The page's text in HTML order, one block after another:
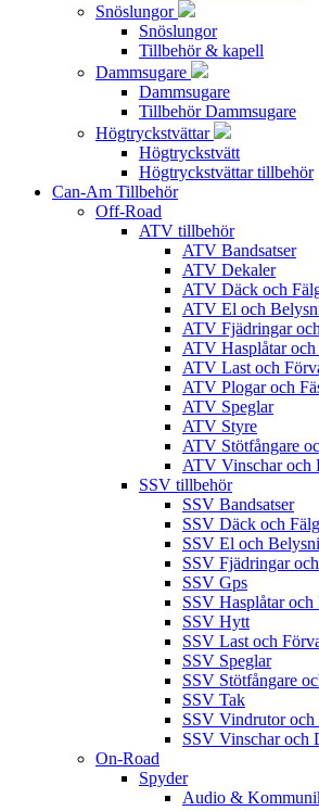
Snöslungor
Snöslungor
Tillbehör & kapell
Dammsugare
Dammsugare
Tillbehör Dammsugare
Högtryckstvättar
Högtryckstvätt
Högtryckstvättar tillbehör
Can-Am Tillbehör
Off-Road
ATV tillbehör
ATV Bandsatser
ATV Dekaler
ATV Däck och
ATV El och
ATV Fjädringar
ATV Hasplåtar
ATV Last och
ATV Plogar och
ATV Speglar
ATV Styre
ATV Stötfångare
ATV Vinschar och
SSV tillbehör
SSV Bandsatser
SSV Däck och Fälg
SSV El och
SSV Fjädringar
SSV Gps
SSV Hasplåtar
SSV Hytt
SSV Last och
SSV Speglar
SSV Stötfångare
SSV Tak
SSV Vindrutor
SSV Vinschar och
On-Road
Spyder
Audio &